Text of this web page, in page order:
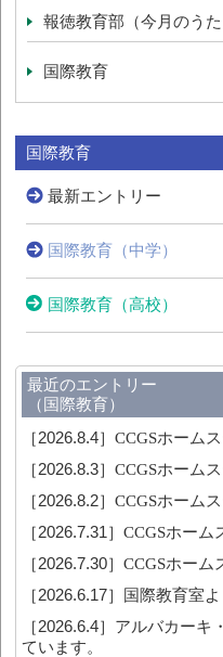
報徳教育部（今月のうた
国際教育
国際教育
最新エントリー
国際教育（中学）
国際教育（高校）
最近のエントリー
（国際教育）
［2026.8.4］CCGSホーム
［2026.8.3］CCGSホーム
［2026.8.2］CCGSホーム
［2026.7.31］CCGSホーム
［2026.7.30］CCGSホーム
［2026.6.17］ 国際教育室よ
［2026.6.4］ アルバカーキ
ています。